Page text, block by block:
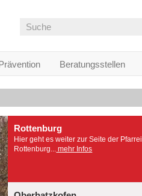
Beratungsstellen
Rottenburg
Hier geht es weiter zur Seite der Pfarrei
Rottenburg... mehr Infos